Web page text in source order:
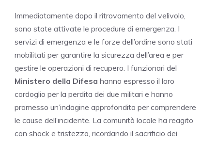
Immediatamente dopo il ritrovamento del velivolo,
sono state attivate le procedure di emergenza. I
servizi di emergenza e le forze dell’ordine sono stati
mobilitati per garantire la sicurezza dell’area e per
gestire le operazioni di recupero. I funzionari del
Ministero della Difesa hanno espresso il loro
cordoglio per la perdita dei due militari e hanno
promesso un’indagine approfondita per comprendere
le cause dell’incidente. La comunità locale ha reagito
con shock e tristezza, ricordando il sacrificio dei